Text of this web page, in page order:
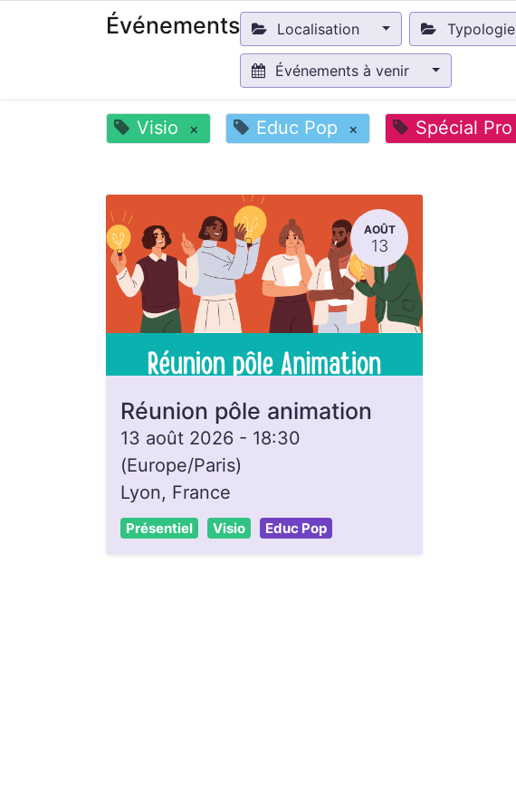
Événements Localisation Typologie
Événements à venir
Visio × Educ Pop × Spécial Pro
AOÛT
13
Réunion pôle animation
13 août 2026 - 18:30
(Europe/Paris)
Lyon, France
Présentiel Visio Educ Pop